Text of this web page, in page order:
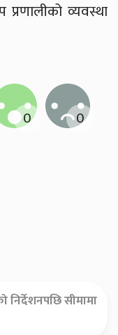
व्यवस्था
निर्देशनपछि सीमामा